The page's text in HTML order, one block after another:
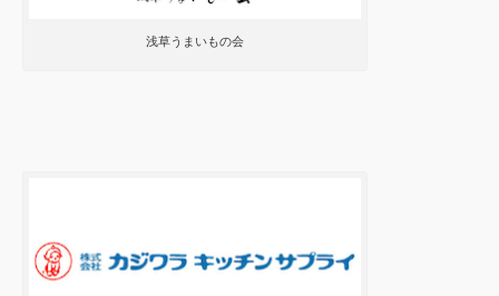
浅草うまいもの会